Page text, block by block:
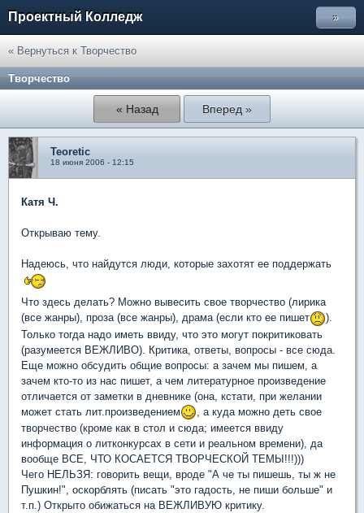
Проектный Колледж »
« Вернуться к Творчество
Творчество
« Назад Вперед »
Teoretic
18 июня 2006 - 12:15
Катя Ч.
Открываю тему.
Надеюсь, что найдутся люди, которые захотят ее поддержать
Что здесь делать? Можно вывесить свое творчество (лирика
(все жанры), проза (все жанры), драма (если кто ее пишет
).
Только тогда надо иметь ввиду, что это могут покритиковать
(разумеется ВЕЖЛИВО). Критика, ответы, вопросы - все сюда.
Еще можно обсудить общие вопросы: а зачем мы пишем, а
зачем кто-то из нас пишет, а чем литературное произведение
отличается от заметки в дневнике (она, кстати, при желании
может стать лит.произведением
, а куда можно деть свое
творчество (кроме как в стол и сюда; имеется ввиду
информация о литконкурсах в сети и реальном времени), да
вообще ВСЕ, ЧТО КОСАЕТСЯ ТВОРЧЕСКОЙ ТЕМЫ!!!)))
Чего НЕЛЬЗЯ: говорить вещи, вроде "А че ты пишешь, ты ж не
Пушкин!", оскорблять (писать "это гадость, не пиши больше" и
т.п.) Открыто обижаться на ВЕЖЛИВУЮ критику.